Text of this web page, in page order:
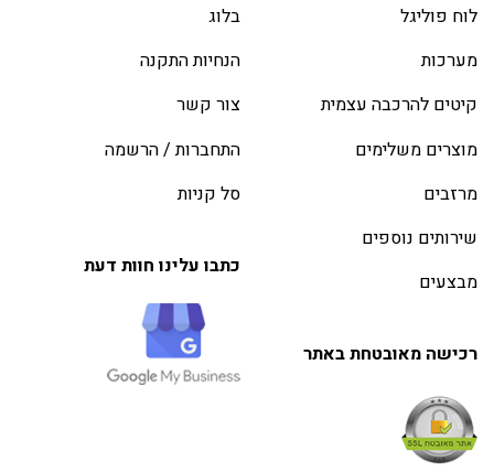
לוח פוליגל
מערכות
קיטים להרכבה עצמית
מוצרים משלימים
מרזבים
שירותים נוספים
מבצעים
רכישה מאובטחת באתר
בלוג
הנחיות התקנה
צור קשר
התחברות / הרשמה
סל קניות
כתבו עלינו חוות דעת